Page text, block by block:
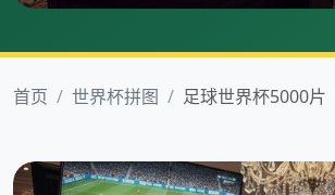
首页 世界杯拼图 足球世界杯5000片